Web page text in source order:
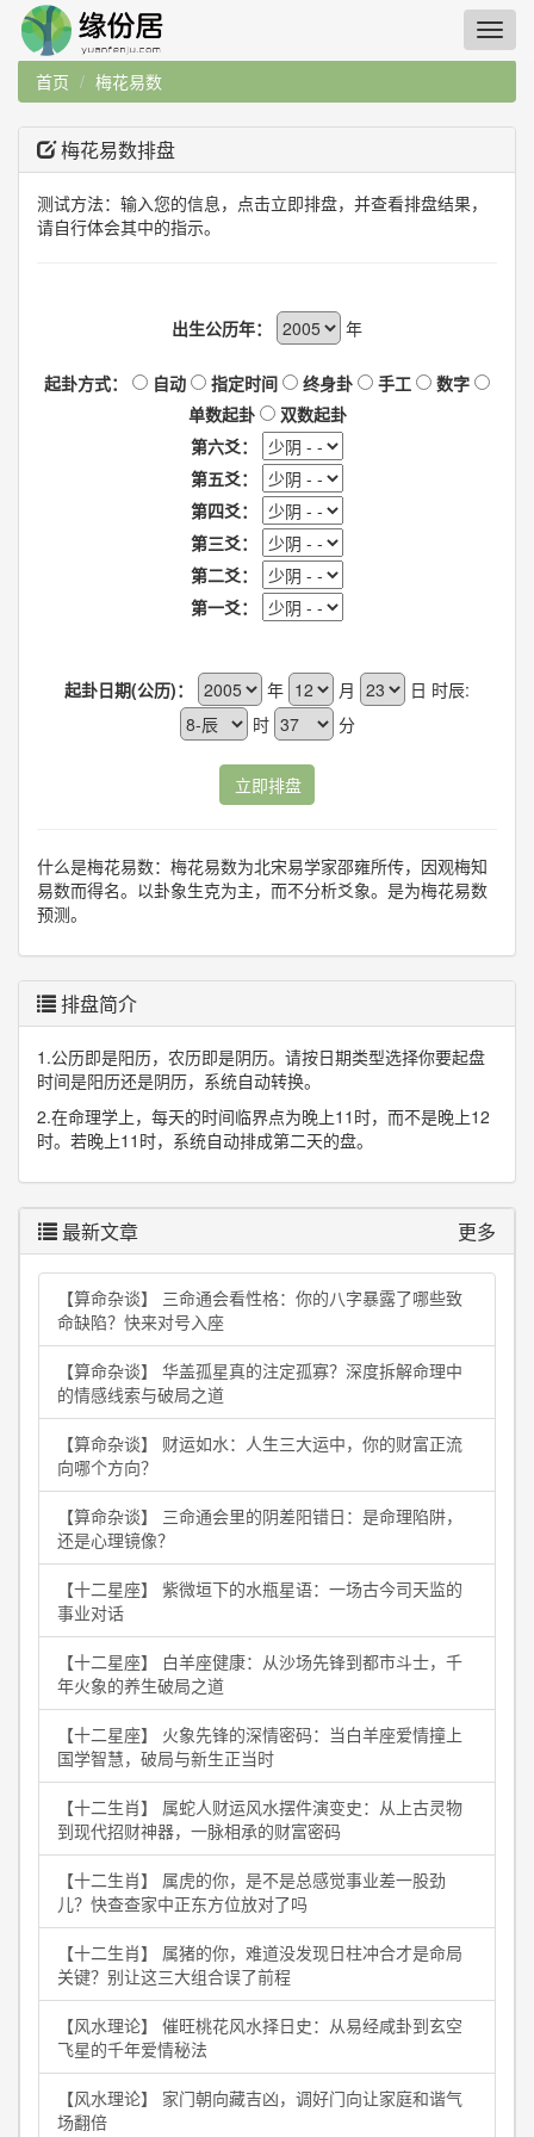
首页 梅花易数
梅花易数排盘
测试方法：输入您的信息，点击立即排盘，并查看排盘结果，
请自行体会其中的指示。
出生公历年： 年
起卦方式： 自动 指定时间 终身卦 手工
数字
单数起卦
双数起卦
第六爻：
第五爻：
第四爻：
第三爻：
第二爻：
第一爻：
起卦日期(公历)： 年 月
日 时辰:
时
分
立即排盘
什么是梅花易数：梅花易数为北宋易学家邵雍所传，因观梅知
易数而得名。以卦象生克为主，而不分析爻象。是为梅花易数
预测。
排盘简介
1.公历即是阳历，农历即是阴历。请按日期类型选择你要起盘
时间是阳历还是阴历，系统自动转换。
2.在命理学上，每天的时间临界点为晚上11时，而不是晚上12
时。若晚上11时，系统自动排成第二天的盘。
最新文章 更多
【算命杂谈】 三命通会看性格：你的八字暴露了哪些致
命缺陷？快来对号入座
【算命杂谈】 华盖孤星真的注定孤寡？深度拆解命理中
的情感线索与破局之道
【算命杂谈】 财运如水：人生三大运中，你的财富正流
向哪个方向？
【算命杂谈】 三命通会里的阴差阳错日：是命理陷阱，
还是心理镜像？
【十二星座】 紫微垣下的水瓶星语：一场古今司天监的
事业对话
【十二星座】 白羊座健康：从沙场先锋到都市斗士，千
年火象的养生破局之道
【十二星座】 火象先锋的深情密码：当白羊座爱情撞上
国学智慧，破局与新生正当时
【十二生肖】 属蛇人财运风水摆件演变史：从上古灵物
到现代招财神器，一脉相承的财富密码
【十二生肖】 属虎的你，是不是总感觉事业差一股劲
儿？快查查家中正东方位放对了吗
【十二生肖】 属猪的你，难道没发现日柱冲合才是命局
关键？别让这三大组合误了前程
【风水理论】 催旺桃花风水择日史：从易经咸卦到玄空
飞星的千年爱情秘法
【风水理论】 家门朝向藏吉凶，调好门向让家庭和谐气
场翻倍